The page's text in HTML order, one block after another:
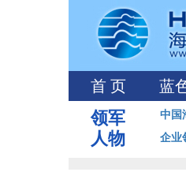
首 页 蓝
领军
人物
中国
企业